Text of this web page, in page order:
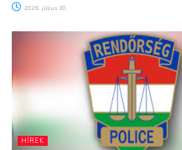
2026. július 30.
HÍREK